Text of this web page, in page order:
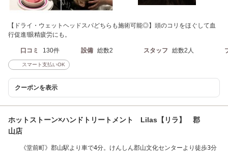
【ドライ・ウェットヘッドスパどちらも施術可能◎】頭のコリをほぐして血
行促進!眼精疲労にも。
口コミ 130件 設備 総数2 スタッフ 総数2人
スマート支払いOK
クーポンを表示
ホットストーン×ハンドトリートメント Lilas【リラ】 郡
山店
《堂前町》郡山駅より車で4分。けんしん郡山文化センターより徒歩3分